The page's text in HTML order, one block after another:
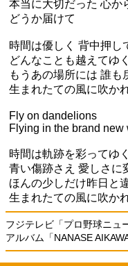
本当に大切だった 心か
どうか届けて
時間は優しく 背中押し
どんなことも越えてゆ
もうあの場所には 誰も
生まれたての風に吹か
Fly on dandelions
Flying in the brand
時間は軌跡を彩ってゆ
青い傷跡さえ 愛しさに
ほんの少しだけ昨日と
生まれたての風に吹か
フジテレビ「プロ野球ニュ
アルバム「NANASE